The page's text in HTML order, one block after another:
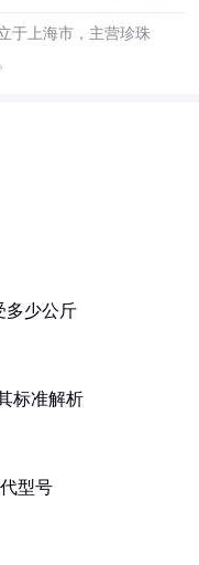
于上海市，主营珍珠
多少公斤
标准解析
型号